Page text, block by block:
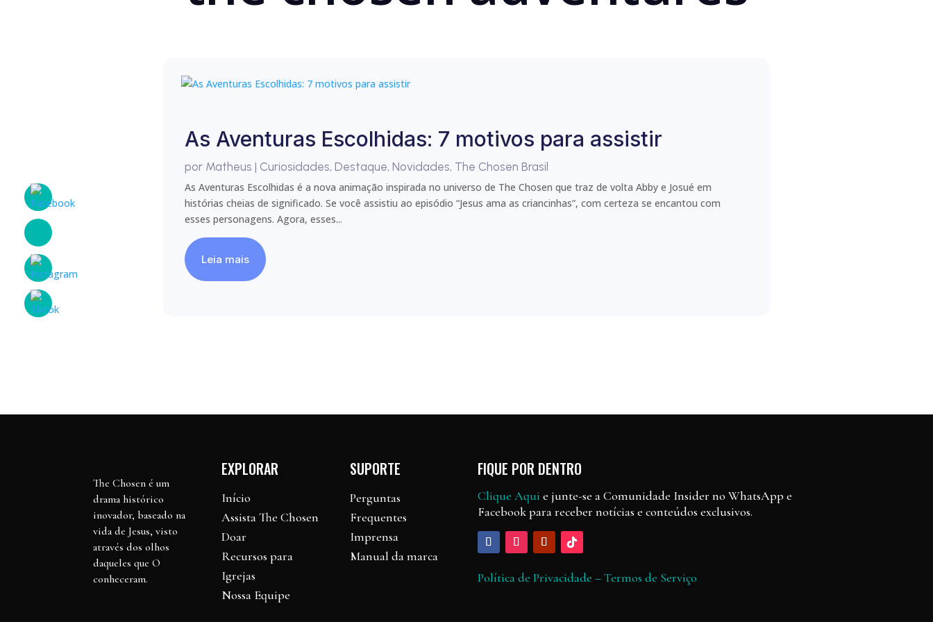
As Aventuras Escolhidas: 7 motivos para assistir
por Matheus | Curiosidades, Destaque, Novidades, The Chosen Brasil
As Aventuras Escolhidas é a nova animação inspirada no universo de The Chosen que traz de volta Abby e Josué em
histórias cheias de significado. Se você assistiu ao episódio “Jesus ama as criancinhas”, com certeza se encantou com
esses personagens. Agora, esses...
Leia mais
The Chosen é um
drama histórico
inovador, baseado na
vida de Jesus, visto
através dos olhos
daqueles que O
conheceram.
EXPLORAR
Início
Assista The Chosen
Doar
Recursos para
Igrejas
Nossa Equipe
SUPORTE
Perguntas
Frequentes
Imprensa
Manual da marca
FIQUE POR DENTRO
Clique Aqui e junte-se a Comunidade Insider no WhatsApp e
Facebook para receber notícias e conteúdos exclusivos.
Política de Privacidade –Termos de Serviço